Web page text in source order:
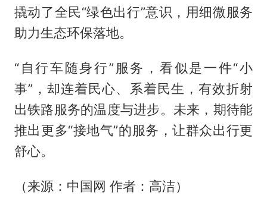
撬动了全民“绿色出行”意识，用细微服务
助力生态环保落地。
“自行车随身行”服务，看似是一件“小
事”，却连着民心、系着民生，有效折射
出铁路服务的温度与进步。未来，期待能
推出更多“接地气”的服务，让群众出行更
舒心。
（来源：中国网 作者：高洁）